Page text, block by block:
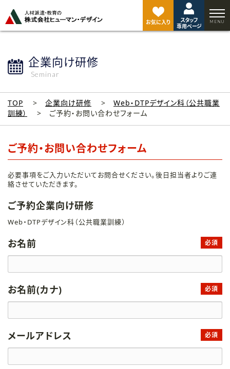
お気に入り
スタッフ
専用ページ
企業向け研修
Seminar
TOP 企業向け研修
Web・DTPデザイン科（公共職業
訓練）
ご予約・お問い合わせフォーム
ご予約・お問い合わせフォーム
必要事項をご入力いただいてお問合せください。後日担当者よりご連
絡させていただきます。
ご予約企業向け研修
Web・DTPデザイン科（公共職業訓練）
お名前 必須
お名前(カナ) 必須
メールアドレス 必須
ジ
ト